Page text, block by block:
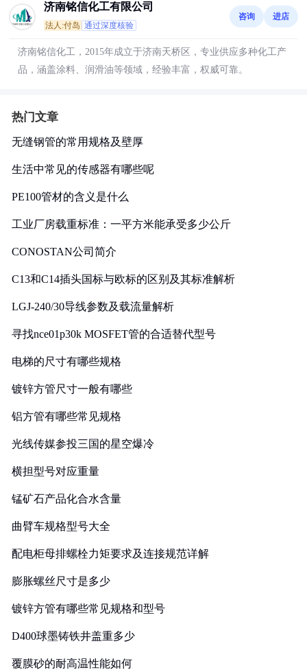
济南铭信化工有限公司
法人:付岛 通过深度核验
咨询 进店
济南铭信化工，2015年成立于济南天桥区，专业供应多种化工产
品，涵盖涂料、润滑油等领域，经验丰富，权威可靠。
热门文章
无缝钢管的常用规格及壁厚
生活中常见的传感器有哪些呢
PE100管材的含义是什么
工业厂房载重标准：一平方米能承受多少公斤
CONOSTAN公司简介
C13和C14插头国标与欧标的区别及其标准解析
LGJ-240/30导线参数及载流量解析
寻找nce01p30k MOSFET管的合适替代型号
电梯的尺寸有哪些规格
镀锌方管尺寸一般有哪些
铝方管有哪些常见规格
光线传媒参投三国的星空爆冷
横担型号对应重量
锰矿石产品化合水含量
曲臂车规格型号大全
配电柜母排螺栓力矩要求及连接规范详解
膨胀螺丝尺寸是多少
镀锌方管有哪些常见规格和型号
D400球墨铸铁井盖重多少
覆膜砂的耐高温性能如何